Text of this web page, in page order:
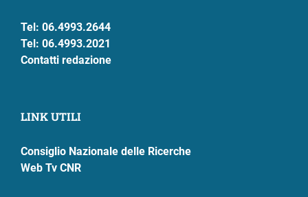
Tel: 06.4993.2644
Tel: 06.4993.2021
Contatti redazione
LINK UTILI
Consiglio Nazionale delle Ricerche
Web Tv CNR